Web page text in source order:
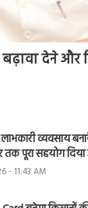
देने
व्यवसाय
तक पूरा सहयोग दिया
- 11:43 AM